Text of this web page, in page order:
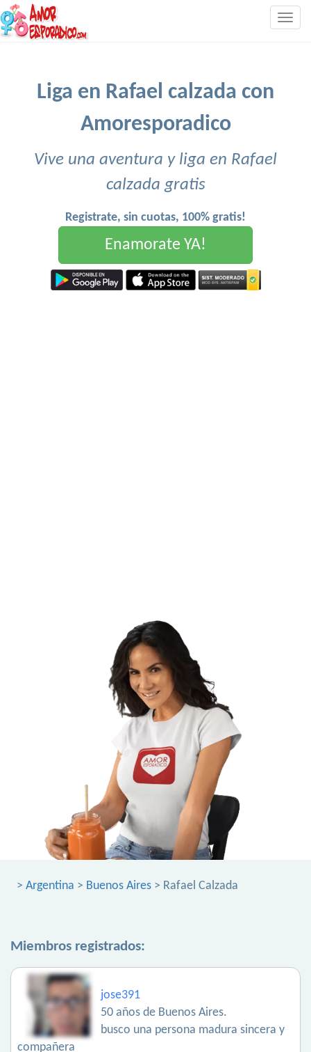
Liga en Rafael calzada con
Amoresporadico
Vive una aventura y liga en Rafael
calzada gratis
Registrate, sin cuotas, 100% gratis!
Enamorate YA!
> Argentina > Buenos Aires > Rafael Calzada
Miembros registrados:
jose391
50 años de Buenos Aires.
busco una persona madura sincera y
compañera